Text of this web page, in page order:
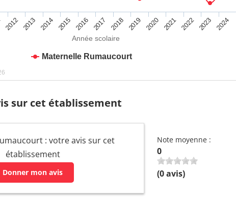
Année scolaire
Maternelle Rumaucourt
2012 2013 2014 2015 2016 2017 2018 2019 2020 2021 2022 2023 2024
sur cet établissement
: votre avis sur cet
établissement
Donner mon avis
Note moyenne :
0
(0avis)